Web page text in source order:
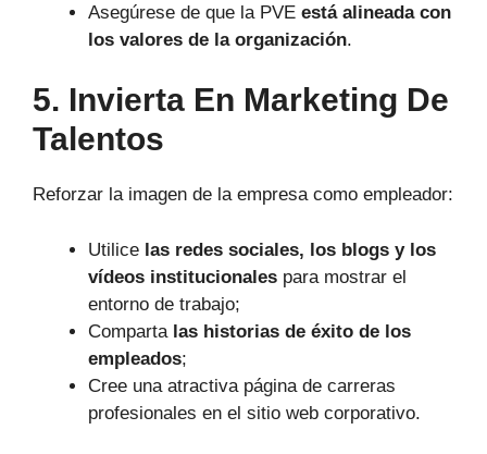
Asegúrese de que la PVE está alineada con
los valores de la organización.
5. Invierta En Marketing De
Talentos
Reforzar la imagen de la empresa como empleador:
Utilice las redes sociales, los blogs y los
vídeos institucionales para mostrar el
entorno de trabajo;
Comparta las historias de éxito de los
empleados;
Cree una atractiva página de carreras
profesionales en el sitio web corporativo.